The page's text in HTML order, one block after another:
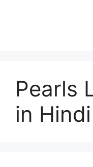
Pearls
in Hindi